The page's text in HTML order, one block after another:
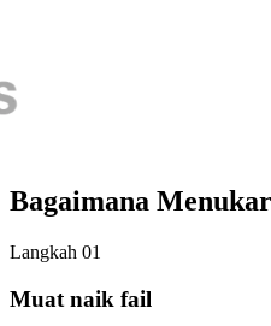
Bagaimana
Langkah 01
Muat naik fail